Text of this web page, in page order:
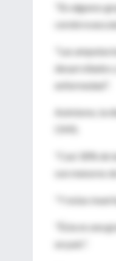
"En algunos
"Las
desarrollados
enfermedad".
Asimismo, la
OMS.
"Casi 30%
son menores
"Y estas
"Ésta es una
un país".